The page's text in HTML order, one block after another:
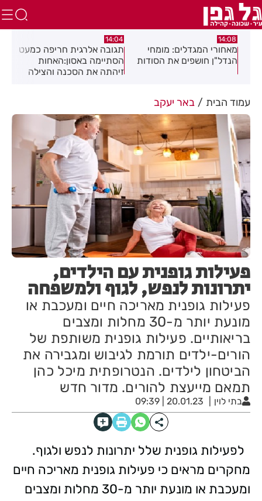
14:08
מאחורי המגדלים: מומחי
הנדל"ן חושפים את הסודות
14:04
תגובה אלרגית חריפה כמעט
הסתיימה באסון:האחות
זיהתה את הסכנה והצילה
עמוד הבית באר יעקב
פעילות גופנית עם הילדים,
יתרונות לנפש, לגוף ולמשפחה
פעילות גופנית מאריכה חיים ומעכבת או
מונעת יותר מ-30 מחלות ומצבים
בריאותיים. פעילות גופנית משותפת של
הורים-ילדים תורמת לגיבוש ומגבירה את
הביטחון לילדים. הנטרופתית מיכל כהן
תמאם מייעצת להורים. מדור חדש
בתי לוין 20.01.23 | 09:39
לפעילות גופנית שלל יתרונות לנפש ולגוף.
מחקרים מראים כי פעילות גופנית מאריכה חיים
ומעכבת או מונעת יותר מ-30 מחלות ומצבים